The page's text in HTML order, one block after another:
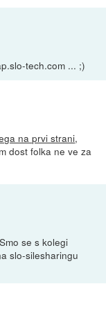
tech.com ... ;)
na prvi strani,
dost folka ne ve za
se s kolegi
slo-silesharingu